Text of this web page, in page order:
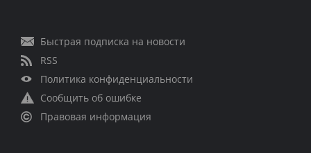
Быстрая подписка на новости
RSS
Политика конфиденциальности
Сообщить об ошибке
Правовая информация